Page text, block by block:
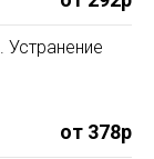
Устранение
от 378р